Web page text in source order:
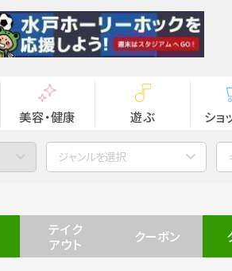
美容・健康 遊ぶ ショ
ジャンルを選択
テイク
アウト
クーポン